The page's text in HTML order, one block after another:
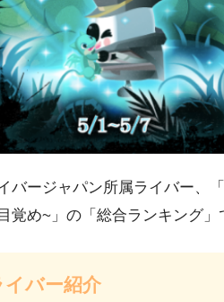
バージャパン所属ライバー
覚め~」の「総合ランキング」
イバー紹介